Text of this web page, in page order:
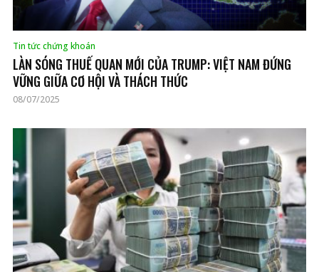
Tin tức chứng khoán
LÀN SÓNG THUẾ QUAN MỚI CỦA TRUMP: VIỆT NAM ĐỨNG
VỮNG GIỮA CƠ HỘI VÀ THÁCH THỨC
08/07/2025